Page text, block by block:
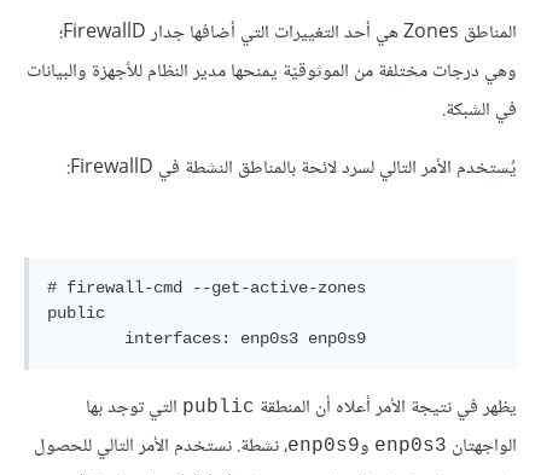
المناطق Zones هي أحد التغييرات التي أضافها جدار FirewallD؛
وهي درجات مختلفة من الموثوقيّة يمنحها مدير النظام للأجهزة والبيانات
في الشبكة.
يُستخدم الأمر التالي لسرد لائحة بالمناطق النشطة في FirewallD:
# firewall-cmd --get-active-zones
public
يظهر في نتيجة الأمر أعلاه أن المنطقة public التي توجد بها
الواجهتان enp0s3 وenp0s9، نشطة. نستخدم الأمر التالي للحصول